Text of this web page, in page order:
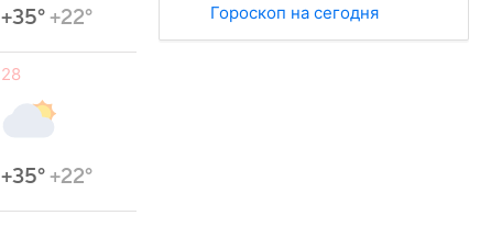
+35°+22°
28
+35°+22°
Гороскоп на сегодня